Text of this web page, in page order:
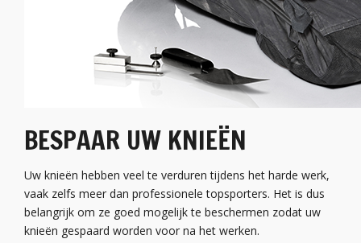
BESPAAR UW KNIEËN
Uw knieën hebben veel te verduren tijdens het harde werk,
vaak zelfs meer dan professionele topsporters. Het is dus
belangrijk om ze goed mogelijk te beschermen zodat uw
knieën gespaard worden voor na het werken.